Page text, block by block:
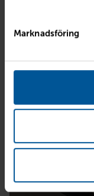
Marknadsföring
139 800kr